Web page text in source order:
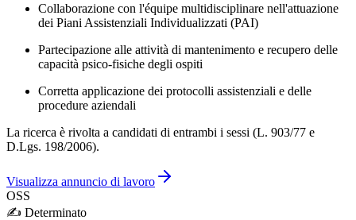
Collaborazione con l'équipe multidisciplinare nell'attuazione
dei Piani Assistenziali Individualizzati (PAI)
Partecipazione alle attività di mantenimento e recupero delle
capacità psico-fisiche degli ospiti
Corretta applicazione dei protocolli assistenziali e delle
procedure aziendali
La ricerca è rivolta a candidati di entrambi i sessi (L. 903/77 e
D.Lgs. 198/2006).
Visualizza annuncio di lavoro
OSS
✍️ Determinato